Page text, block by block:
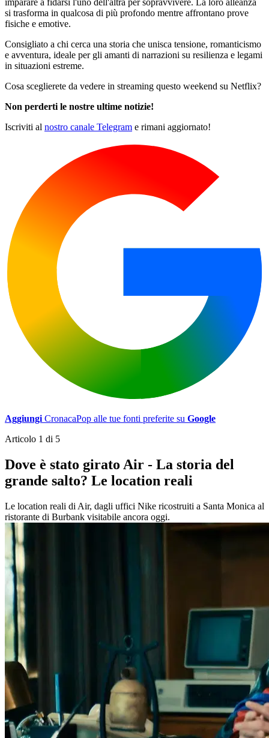
imparare a fidarsi l'uno dell'altra per sopravvivere. La loro alleanza
si trasforma in qualcosa di più profondo mentre affrontano prove
fisiche e emotive.
Consigliato a chi cerca una storia che unisca tensione, romanticismo
e avventura, ideale per gli amanti di narrazioni su resilienza e legami
in situazioni estreme.
Cosa sceglierete da vedere in streaming questo weekend su Netflix?
Non perderti le nostre ultime notizie!
Iscriviti al nostro canale Telegram e rimani aggiornato!
Aggiungi CronacaPop alle tue fonti preferite su Google
Articolo 1 di 5
Dove è stato girato Air - La storia del
grande salto? Le location reali
Le location reali di Air, dagli uffici Nike ricostruiti a Santa Monica al
ristorante di Burbank visitabile ancora oggi.